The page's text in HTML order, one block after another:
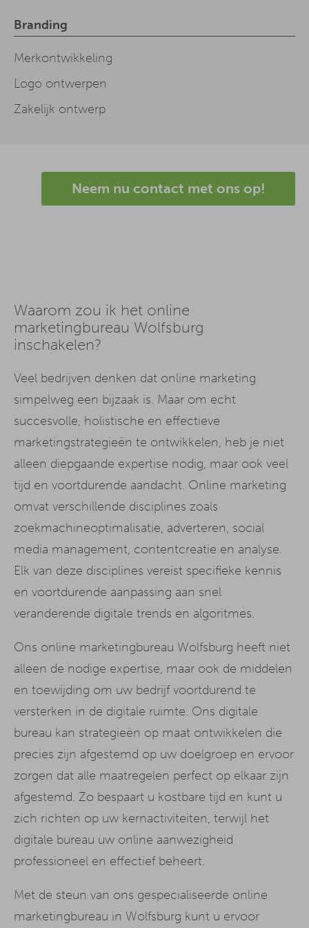
Branding
Merkontwikkeling
Logo ontwerpen
Zakelijk ontwerp
Neem nu contact met ons op!
Waarom zou ik het online
marketingbureau Wolfsburg
inschakelen?
Veel bedrijven denken dat online marketing
simpelweg een bijzaak is. Maar om echt
succesvolle, holistische en effectieve
marketingstrategieën te ontwikkelen, heb je niet
alleen diepgaande expertise nodig, maar ook veel
tijd en voortdurende aandacht. Online marketing
omvat verschillende disciplines zoals
zoekmachineoptimalisatie, adverteren, social
media management, contentcreatie en analyse.
Elk van deze disciplines vereist specifieke kennis
en voortdurende aanpassing aan snel
veranderende digitale trends en algoritmes.
Ons online marketingbureau Wolfsburg heeft niet
alleen de nodige expertise, maar ook de middelen
en toewijding om uw bedrijf voortdurend te
versterken in de digitale ruimte. Ons digitale
bureau kan strategieën op maat ontwikkelen die
precies zijn afgestemd op uw doelgroep en ervoor
zorgen dat alle maatregelen perfect op elkaar zijn
afgestemd. Zo bespaart u kostbare tijd en kunt u
zich richten op uw kernactiviteiten, terwijl het
digitale bureau uw online aanwezigheid
professioneel en effectief beheert.
Met de steun van ons gespecialiseerde online
marketingbureau in Wolfsburg kunt u ervoor